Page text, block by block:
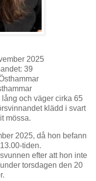
2025
39
och väger cirka 65
klädd i svart
mössa.
2025, då hon befann
tiden.
efter att hon inte
torsdagen den 20